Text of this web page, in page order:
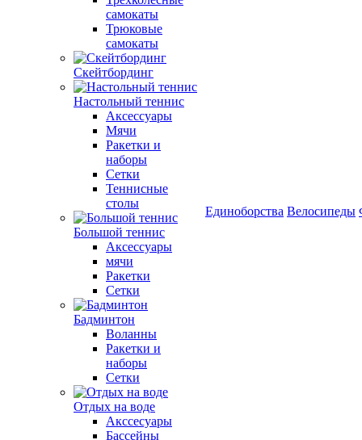
самокаты
Трюковые
самокаты
Скейтбординг
Настольный теннис
Аксессуары
Мячи
Ракетки и
наборы
Сетки
Теннисные
столы
Большой теннис
Аксессуары
мячи
Ракетки
Сетки
Бадминтон
Воланны
Ракетки и
наборы
Сетки
Отдых на воде
Акссесуары
Бассейны
Единоборства Велосипеды